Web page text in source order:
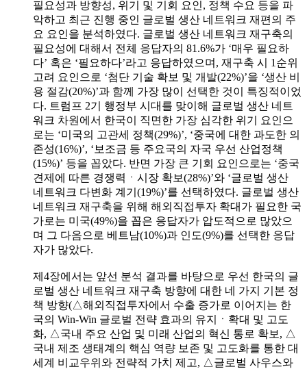
필요성과 방향성, 위기 및 기회 요인, 정책 수요 등을 파
악하고 최근 진행 중인 글로벌 생산 네트워크 재편의 주
요 요인을 분석하였다. 글로벌 생산 네트워크 재구축의
필요성에 대해서 전체 응답자의 81.6%가 ‘매우 필요하
다’ 혹은 ‘필요하다’라고 응답하였으며, 재구축 시 1순위
고려 요인으로 ‘첨단 기술 확보 및 개발(22%)’을 ‘생산 비
용 절감(20%)’과 함께 가장 많이 선택한 것이 특징적이었
다. 트럼프 2기 행정부 시대를 맞이해 글로벌 생산 네트
워크 차원에서 한국이 직면한 가장 심각한 위기 요인으
로는 ‘미국의 고관세 정책(29%)’, ‘중국에 대한 과도한 의
존성(16%)’, ‘보조금 등 주요국의 자국 우선 산업정책
(15%)’ 등을 꼽았다. 반면 가장 큰 기회 요인으로는 ‘중국
견제에 따른 경쟁력ㆍ시장 확보(28%)’와 ‘글로벌 생산
네트워크 다변화 계기(19%)’를 선택하였다. 글로벌 생산
네트워크 재구축을 위해 해외직접투자 확대가 필요한 국
가로는 미국(49%)을 꼽은 응답자가 압도적으로 많았으
며 그 다음으로 베트남(10%)과 인도(9%)를 선택한 응답
자가 많았다.
제4장에서는 앞선 분석 결과를 바탕으로 우선 한국의 글
로벌 생산 네트워크 재구축 방향에 대한 네 가지 기본 정
책 방향(△해외직접투자에서 수출 증가로 이어지는 한
국의 Win-Win 글로벌 전략 효과의 유지ㆍ확대 및 고도
화, △국내 주요 산업 및 미래 산업의 혁신 통로 확보, △
국내 제조 생태계의 핵심 역량 보존 및 고도화를 통한 대
세계 비교우위와 전략적 가치 제고, △글로벌 사우스와